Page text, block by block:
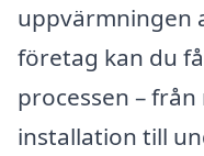
uppvärmningen
företag kan du
processen –
installation till